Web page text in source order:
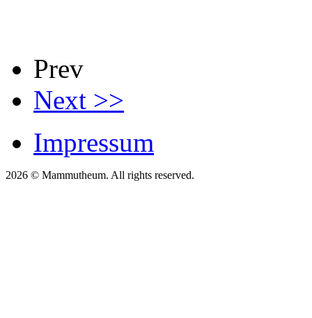
Prev
Next >>
Impressum
2026 © Mammutheum. All rights reserved.